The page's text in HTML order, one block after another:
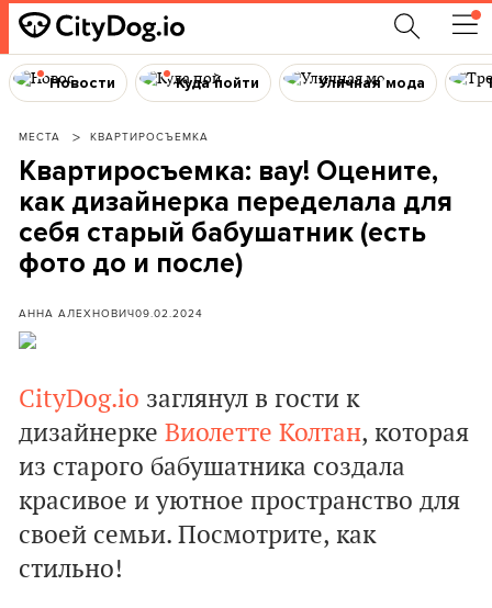
Новости Куда пойти Уличная мода
МЕСТА КВАРТИРОСЪЕМКА
Квартиросъемка: вау! Оцените,
как дизайнерка переделала для
себя старый бабушатник (есть
фото до и после)
АННА АЛЕХНОВИЧ09.02.2024
CityDog.io заглянул в гости к
дизайнерке Виолетте Колтан, которая
из старого бабушатника создала
красивое и уютное пространство для
своей семьи. Посмотрите, как
стильно!